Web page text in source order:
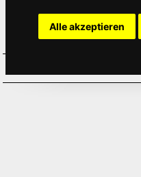
Alle akzeptieren